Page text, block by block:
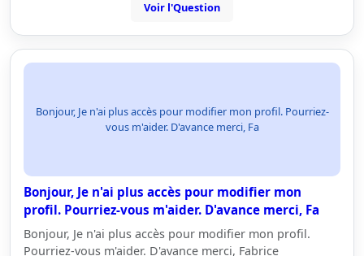
Voir l'Question
Bonjour, Je n'ai plus accès pour modifier mon profil. Pourriez-
vous m'aider. D'avance merci, Fa
Bonjour, Je n'ai plus accès pour modifier mon
profil. Pourriez-vous m'aider. D'avance merci, Fa
Bonjour, Je n'ai plus accès pour modifier mon profil.
Pourriez-vous m'aider. D'avance merci, Fabrice